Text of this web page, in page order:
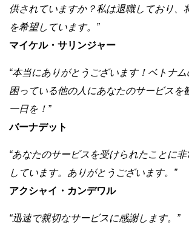
供されていますか？私は退職しており、
を希望しています。”
マイケル・サリンジャー
“本当にありがとうございます！ベトナ
困っている他の人にあなたのサービスを
一日を！”
バーナデット
“あなたのサービスを受けられたことに
しています。ありがとうございます。”
アクシャイ・カンデワル
“迅速で親切なサービスに感謝します。”